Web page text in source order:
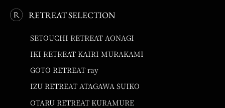
RETREAT SELECTION
SETOUCHI RETREAT AONAGI
IKI RETREAT KAIRI MURAKAMI
GOTO RETREAT ray
IZU RETREAT ATAGAWA SUIKO
OTARU RETREAT KURAMURE